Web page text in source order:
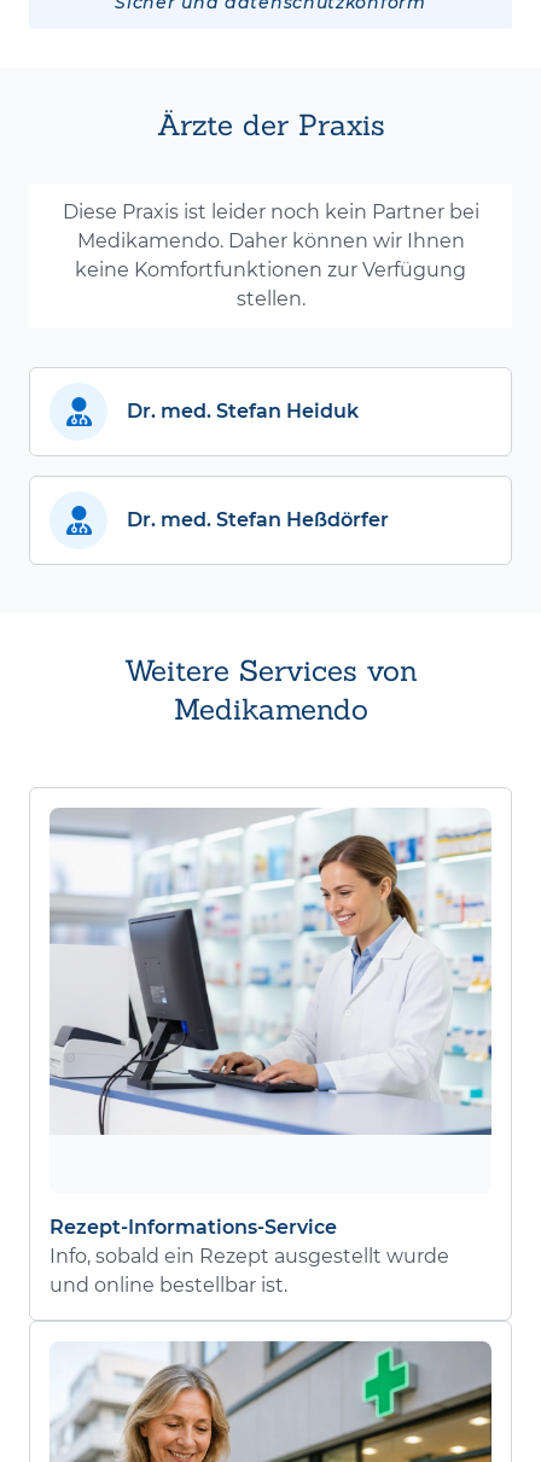
Ärzte der Praxis
Diese Praxis ist leider noch kein Partner bei
Medikamendo. Daher können wir Ihnen
keine Komfortfunktionen zur Verfügung
stellen.
Dr. med. Stefan Heiduk
Dr. med. Stefan Heßdörfer
Weitere Services von
Medikamendo
Rezept-Informations-Service
Info, sobald ein Rezept ausgestellt wurde
und online bestellbar ist.